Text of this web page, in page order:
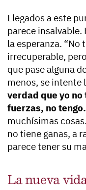
Llegados a este
parece insalvable.
la esperanza. “No
irrecuperable,
que pase alguna
menos, se intente
verdad que yo no
fuerzas, no
muchísimas
no tiene ganas, a
parece tener su
La nueva